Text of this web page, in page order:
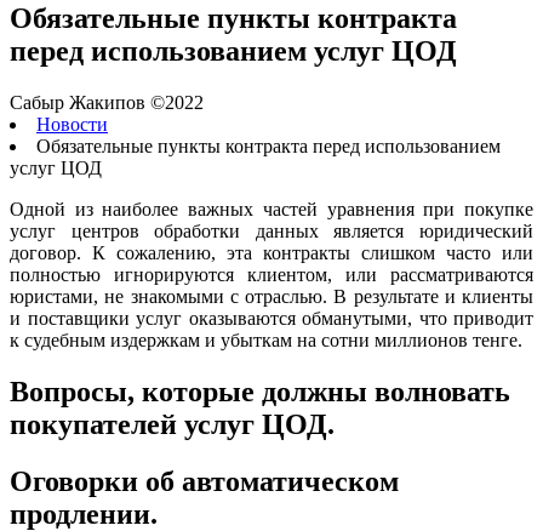
Обязательные пункты контракта
перед использованием услуг ЦОД
Сабыр Жакипов ©2022
Новости
Обязательные пункты контракта перед использованием
услуг ЦОД
Одной из наиболее важных частей уравнения при покупке
услуг центров обработки данных является юридический
договор. К сожалению, эта контракты слишком часто или
полностью игнорируются клиентом, или рассматриваются
юристами, не знакомыми с отраслью. В результате и клиенты
и поставщики услуг оказываются обманутыми, что приводит
к судебным издержкам и убыткам на сотни миллионов тенге.
Вопросы, которые должны волновать
покупателей услуг ЦОД.
Оговорки об автоматическом
продлении.